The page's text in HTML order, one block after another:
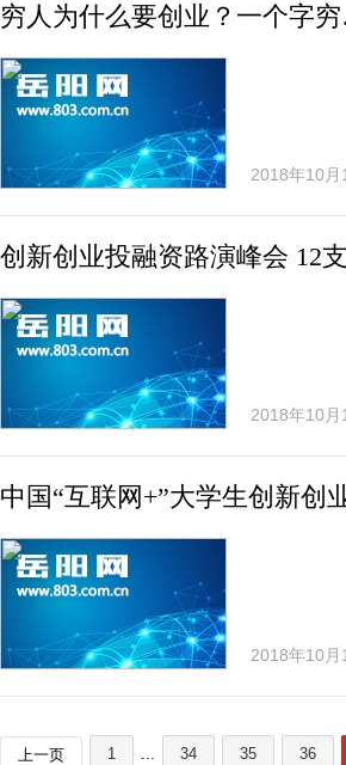
穷人为什么要创业？一个字
2018年10月
创新创业投融资路演峰会 12
2018年10月
中国“互联网+”大学生创新创
2018年10月
上一页 1 ... 34 35 36